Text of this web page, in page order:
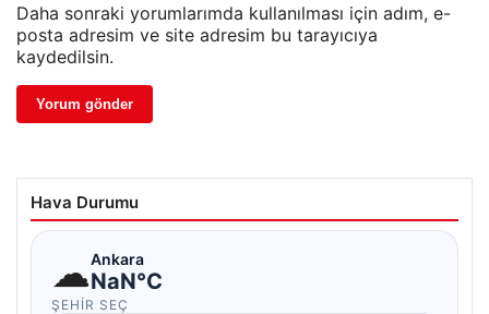
Daha sonraki yorumlarımda kullanılması için adım, e-
posta adresim ve site adresim bu tarayıcıya
kaydedilsin.
Hava Durumu
☁Ankara
NaN°C
ŞEHIR SEÇ